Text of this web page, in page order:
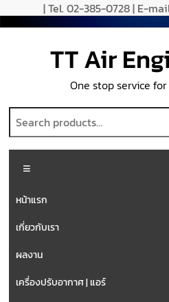
| Tel. 02-385-0728 | E-
TT Air
One stop service
หน้าแรก
เกี่ยวกับเรา
ผลงาน
เครื่องปรับอากาศ | แอร์